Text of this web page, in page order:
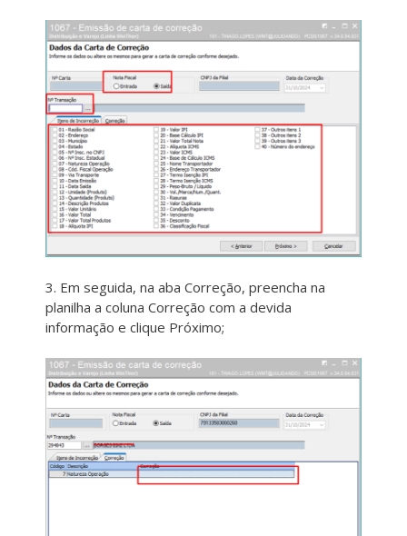
3. Em seguida, na aba Correção, preencha na
planilha a coluna Correção com a devida
informação e clique Próximo;